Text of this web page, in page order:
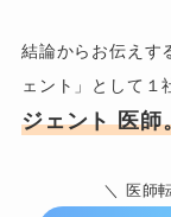
結論からお伝えす
ェント」として１
ジェント 医師
＼ 医師